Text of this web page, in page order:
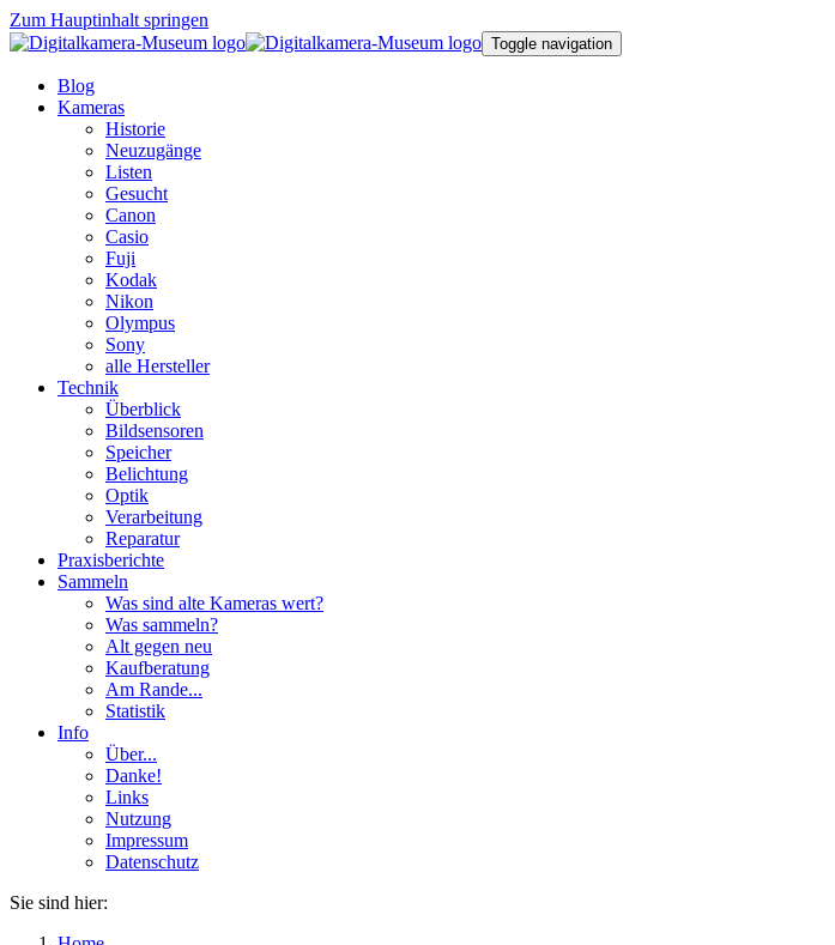
Zum Hauptinhalt springen
Toggle navigation
Blog
Kameras
Historie
Neuzugänge
Listen
Gesucht
Canon
Casio
Fuji
Kodak
Nikon
Olympus
Sony
alle Hersteller
Technik
Überblick
Bildsensoren
Speicher
Belichtung
Optik
Verarbeitung
Reparatur
Praxisberichte
Sammeln
Was sind alte Kameras wert?
Was sammeln?
Alt gegen neu
Kaufberatung
Am Rande...
Statistik
Info
Über...
Danke!
Links
Nutzung
Impressum
Datenschutz
Sie sind hier: